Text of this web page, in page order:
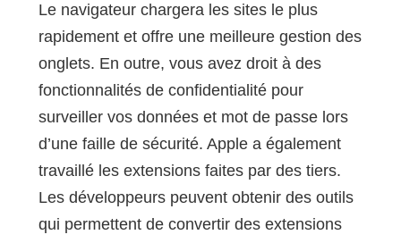
Le navigateur chargera les sites le plus
rapidement et offre une meilleure gestion des
onglets. En outre, vous avez droit à des
fonctionnalités de confidentialité pour
surveiller vos données et mot de passe lors
d’une faille de sécurité. Apple a également
travaillé les extensions faites par des tiers.
Les développeurs peuvent obtenir des outils
qui permettent de convertir des extensions